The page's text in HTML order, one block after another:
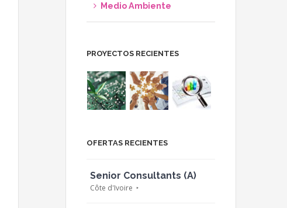
Medio Ambiente
PROYECTOS RECIENTES
OFERTAS RECIENTES
Senior Consultants (A)
Côte d'Ivoire